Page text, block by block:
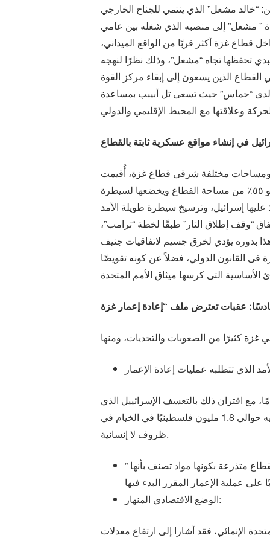
مشعل” الذي ينتمي للجناح الخارجي
” مشعل” إلى منصبه الذي شغله بين عامي
قطاع غزة أكثر قربًا من الواقع الميداني،
تحفظها تجاه “مشعل”، وذلك نظرًا لنهجه
القطاع الذين يسعون إلى إبقاء مركز القوة
لدى “حماس” حيث تسعى تل أبيبب بمساعدة
في إنشاء مواقع عسكرية ثابتة بالقطاع
الإسرائيلى ما لا يقل عن ٢٠ موقعًا عسكريًا بأحجام ومساحات مختلفة شرقى قطاع غزة، أُقيمت
على أنقاض مبانٍ سكنية وأراضٍ زراعية وممتلكات فلسطينية، بالقرب مما يعرف بـ «الخط الأصفر»، الذي يعزل نحو ٥٥٪ من مساحة القطاع ويخضعها لسيطرة
إسرائيل، وترسيخ سيطرة طويلة الأمد
“وقف إطلاق النار” طبقًا لخطة “ترامب”،
بدوره يؤدي لخرق جسيم لاتفاقيات جنيف
فى القانون الدولي، فضلاً عن كونه تقويضًا
عملية إزالة الركام فترة طويلة نسبيًا تتراوح في أفضل التقديرات إلى فترة تمتد من 15 إلى 21 عامًا، مع اقتران ذلك بالتعسف الإسرائييل الذي
يتضح جليًا في منع إدخال المعدات والخبراء المختصين اللازم تواجدهم لإنجاز هذه العمليات، وهذا في وقت يعيش فيه حوالي 1.8 مليون فلسطينيًا في الخيام في
ظروف لا إنسانية.
متذرعة بكونها مواد تصنف بأنها ”
الوضع الاقتصادي المنهار:
الإنمائي، فقد أشارا إلى ارتفاع معدلات